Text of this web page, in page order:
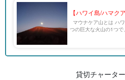
【ハワイ島/ハマク
マウナケア山とは ハ
つの巨大な火山の1つ
貸切チャータ